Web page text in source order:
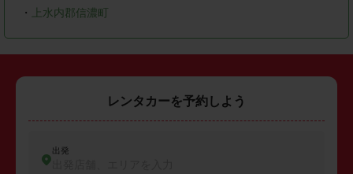
・ 上水内郡信濃町
レンタカーを予約しよう
出発